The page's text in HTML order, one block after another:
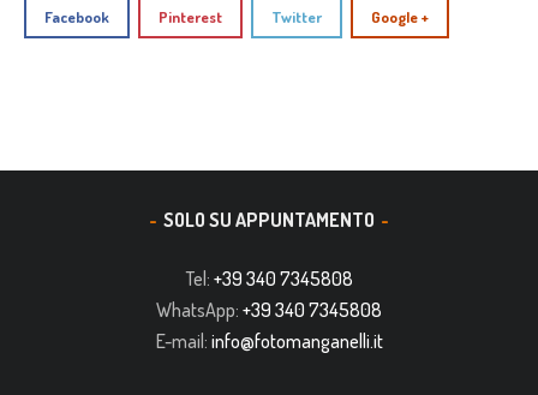
Facebook Pinterest Twitter Google +
SOLO SU APPUNTAMENTO
Tel: +39 340 7345808
WhatsApp: +39 340 7345808
E-mail: info@fotomanganelli.it